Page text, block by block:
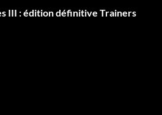
III : édition définitive Trainers